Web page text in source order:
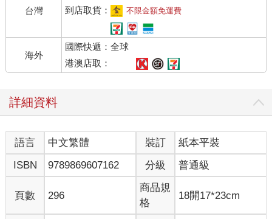
台灣
到店取貨：
不限金額免運費
海外
國際快遞：全球
港澳店取：
詳細資料
語言 中文繁體 裝訂
紙本平裝
ISBN
9789869607162 分級 普通級
頁數 296
商品規
格
18開17*23cm